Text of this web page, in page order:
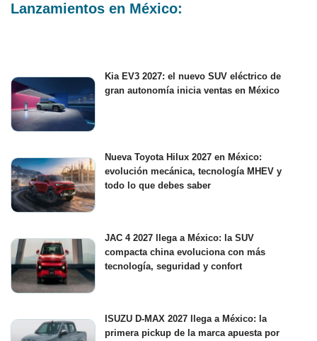
Lanzamientos en México:
Kia EV3 2027: el nuevo SUV eléctrico de
gran autonomía inicia ventas en México
Nueva Toyota Hilux 2027 en México:
evolución mecánica, tecnología MHEV y
todo lo que debes saber
JAC 4 2027 llega a México: la SUV
compacta china evoluciona con más
tecnología, seguridad y confort
ISUZU D-MAX 2027 llega a México: la
primera pickup de la marca apuesta por